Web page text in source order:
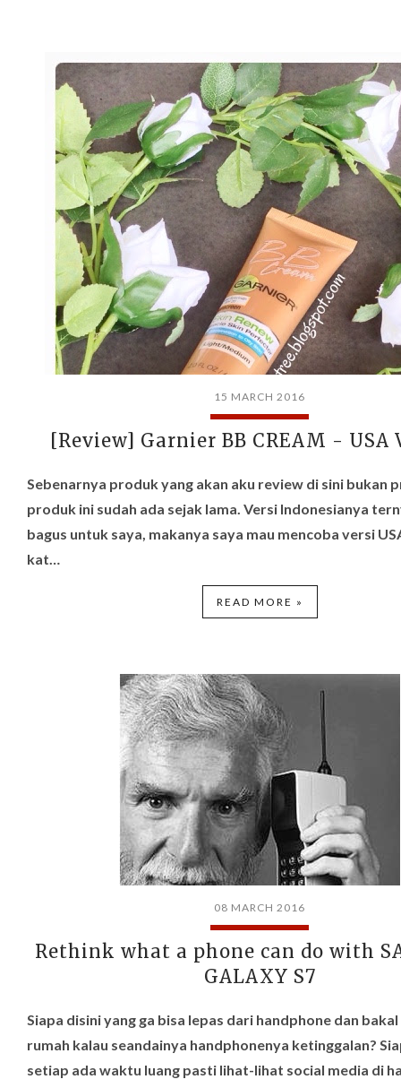
15 MARCH 2016
[Review] Garnier BB CREAM - USA
Sebenarnya produk yang akan aku review di sini bukan
produk ini sudah ada sejak lama. Versi Indonesianya
bagus untuk saya, makanya saya mau mencoba versi
kat…
READ MORE »
08 MARCH 2016
Rethink what a phone can do with
GALAXY S7
Siapa disini yang ga bisa lepas dari handphone dan
rumah kalau seandainya handphonenya ketinggalan?
setiap ada waktu luang pasti lihat-lihat social media di